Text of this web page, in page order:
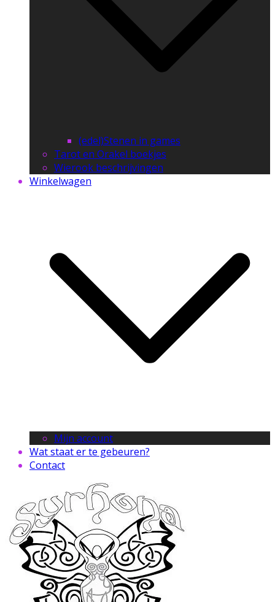
(edel)Stenen in games
Tarot en Orakel boekjes
Wierook beschrijvingen
Winkelwagen
Mijn account
Wat staat er te gebeuren?
Contact